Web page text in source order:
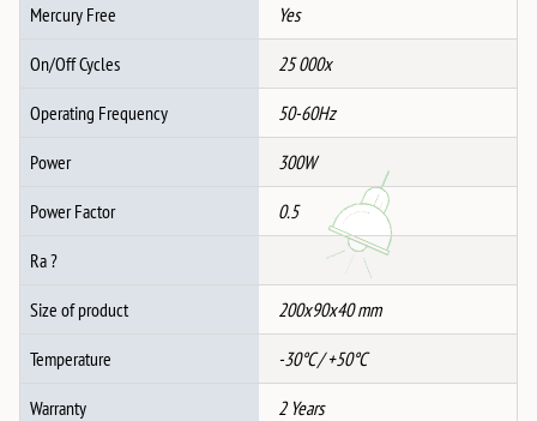
Mercury Free Yes
On/Off Cycles 25 000x
Operating Frequency 50-60Hz
Power 300W
Power Factor 0.5
Ra ?
Size of product 200x90x40 mm
Temperature -30°C / +50°C
Warranty 2 Years